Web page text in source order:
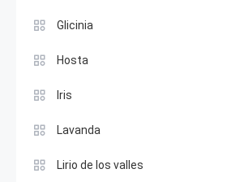
Glicinia
Hosta
Iris
Lavanda
Lirio de los valles